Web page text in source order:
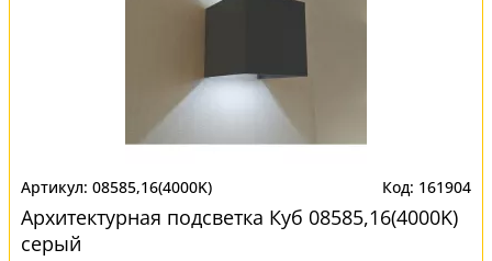
08585,16(4000K) 161904
Архитектурная подсветка Куб 08585,16(4000K)
серый